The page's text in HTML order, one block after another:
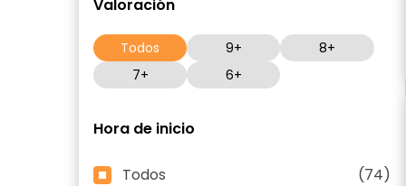
Valoración
Todos 9+
8+
7+
6+
Hora de inicio
Todos
(74)